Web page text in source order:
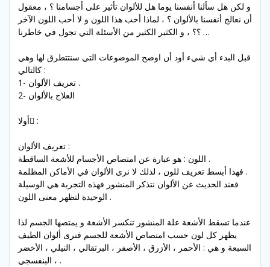
و لكن هل سألنا أنفسنا يوما هل للألوان تأثير على أجسامنا ؟ ، معقول
أن نعالج أنفسنا بالألوان ؟ ، لماذا أحب هذا اللون و لا أحب اللون الآخر
؟؟ ، و الكثير الكثير من الأسئلة التي تجول في خاطرنا …
قبل البدء أي شيء أود أن اوضح الموضوعات التي سنتتطرق لها وهي
كالتالي :
1- تعريف الألوان .
2- العلاج بالألوان
أولا ً:
تعريف الألوان :
اللون : هو عبارة عن امتصاص الأجسام للأشعة الساقطة .
فهذا أبسط تعريف للون ، لذلك لا نرى الألوان في الأماكن المظلمة .
فعند الحديث عن الألوان نتذكر المنشور فهذه التجربة هي الوسيلة
الوحيدة لتظهر معنى اللون .
عندما تسقط الأشعة علة المنشور تنكسر الأشعة و يمتصها الجسم لذا
يظهر كل لون حسب امتصاص الأشعة للجسم فنرى ألوان الطيف
السبعة و هي : الأحمر ، الأزرق ، الأصفر ، البرتقالي ، النيلي ، الأخضر
، البنفسجي .